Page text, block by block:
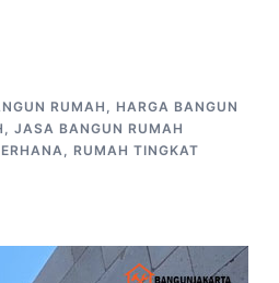
RUMAH , HARGA BANGUN
, JASA BANGUN RUMAH
, RUMAH TINGKAT